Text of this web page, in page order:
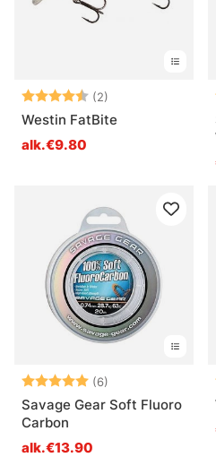
Arvio: (2)
4.5 5:sta
Westin FatBite
alk.€9.80
Arvio: (6)
5.0 5:sta
Savage Gear Soft Fluoro
Carbon
alk.€13.90